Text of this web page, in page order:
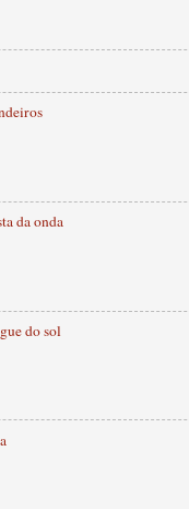
da onda
do sol